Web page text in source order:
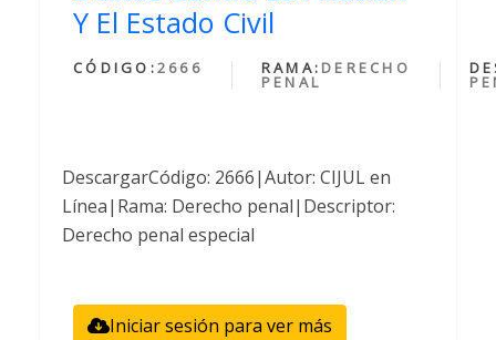
Y El Estado Civil
CÓDIGO:2666 RAMA: DERECHO
PENAL
DescargarCódigo: 2666|Autor: CIJUL en
Línea|Rama: Derecho penal|Descriptor:
Derecho penal especial
Iniciar sesión para ver más